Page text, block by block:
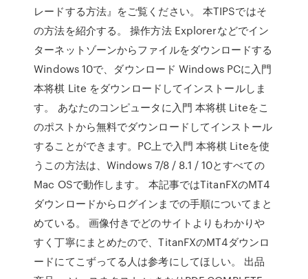
レードする方法』をご覧ください。 本TIPSではそ
の方法を紹介する。 操作方法 Explorerなどでイン
ターネットゾーンからファイルをダウンロードする
Windows 10で、ダウンロード Windows PCに入門
本将棋 Lite をダウンロードしてインストールしま
す。 あなたのコンピュータに入門 本将棋 Liteをこ
のポストから無料でダウンロードしてインストール
することができます。PC上で入門 本将棋 Liteを使
うこの方法は、Windows 7/8 / 8.1 / 10とすべての
Mac OSで動作します。 本記事ではTitanFXのMT4
ダウンロードからログインまでの手順についてまと
めている。 画像付きでどのサイトよりもわかりや
すく丁寧にまとめたので、TitanFXのMT4ダウンロ
ードにてこずってる人は参考にしてほしい。 出品